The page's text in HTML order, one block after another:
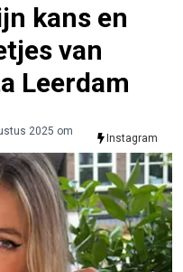
kans en
van
Leerdam
2025 om
Instagram